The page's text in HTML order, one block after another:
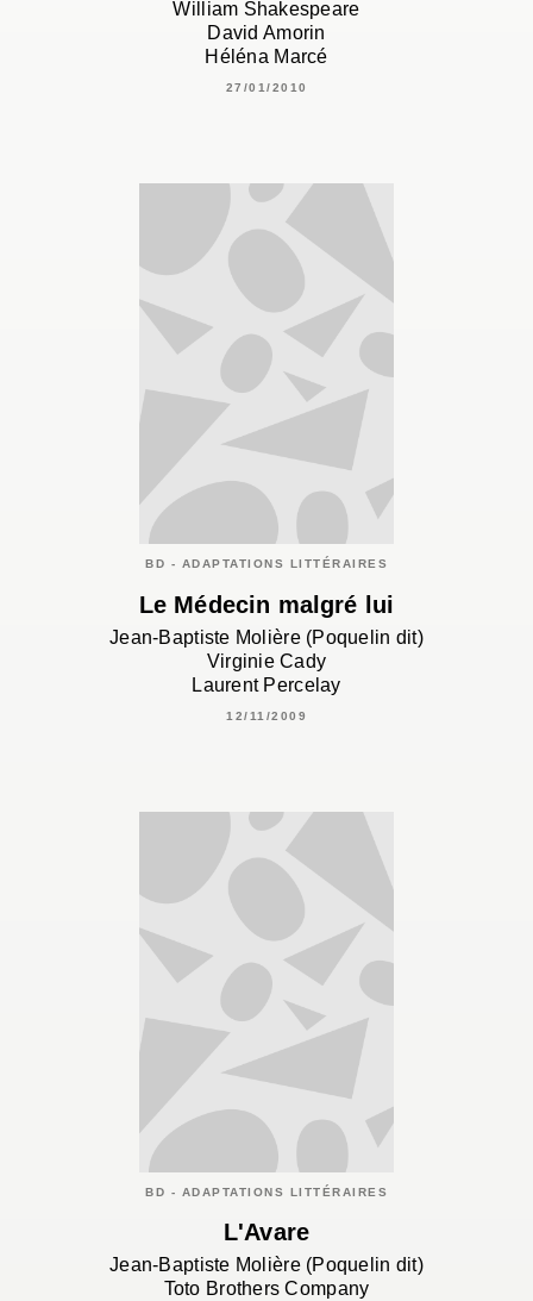
William Shakespeare
David Amorin
Héléna Marcé
27/01/2010
BD - ADAPTATIONS LITTÉRAIRES
Le Médecin malgré lui
Jean-Baptiste Molière (Poquelin dit)
Virginie Cady
Laurent Percelay
12/11/2009
BD - ADAPTATIONS LITTÉRAIRES
L'Avare
Jean-Baptiste Molière (Poquelin dit)
Toto Brothers Company